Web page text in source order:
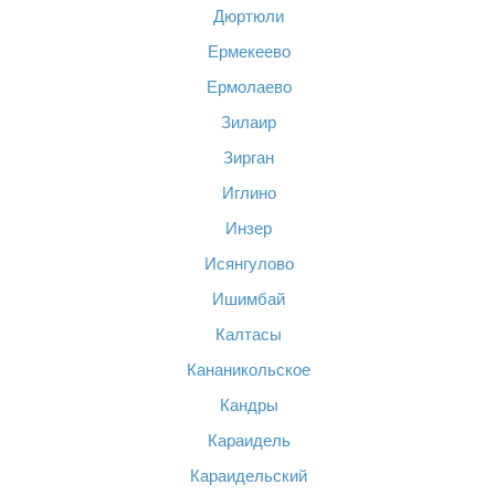
Дюртюли
Ермекеево
Ермолаево
Зилаир
Зирган
Иглино
Инзер
Исянгулово
Ишимбай
Калтасы
Кананикольское
Кандры
Караидель
Караидельский